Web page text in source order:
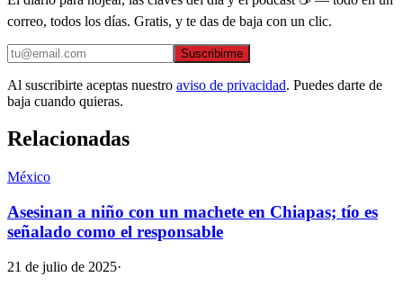
correo, todos los días. Gratis, y te das de baja con un clic.
Suscribirme
Al suscribirte aceptas nuestro aviso de privacidad. Puedes darte de
baja cuando quieras.
Relacionadas
México
Asesinan a niño con un machete en Chiapas; tío es
señalado como el responsable
21 de julio de 2025·